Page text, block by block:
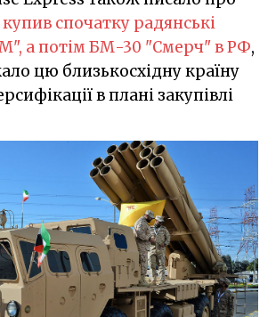
спочатку радянські
а потім БМ-30 "Смерч" в РФ,
цю близькосхідну країну
в плані закупівлі